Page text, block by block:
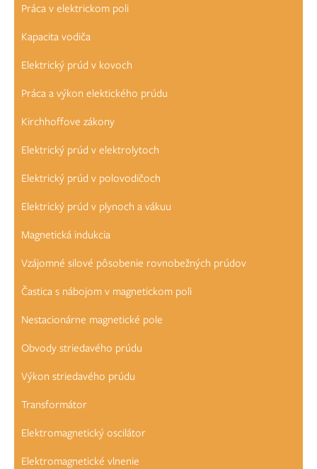
Práca v elektrickom poli
Kapacita vodiča
Elektrický prúd v kovoch
Práca a výkon elektického prúdu
Kirchhoffove zákony
Elektrický prúd v elektrolytoch
Elektrický prúd v polovodičoch
Elektrický prúd v plynoch a vákuu
Magnetická indukcia
Vzájomné silové pôsobenie rovnobežných prúdov
Častica s nábojom v magnetickom poli
Nestacionárne magnetické pole
Obvody striedavého prúdu
Výkon striedavého prúdu
Transformátor
Elektromagnetický oscilátor
Elektromagnetické vlnenie